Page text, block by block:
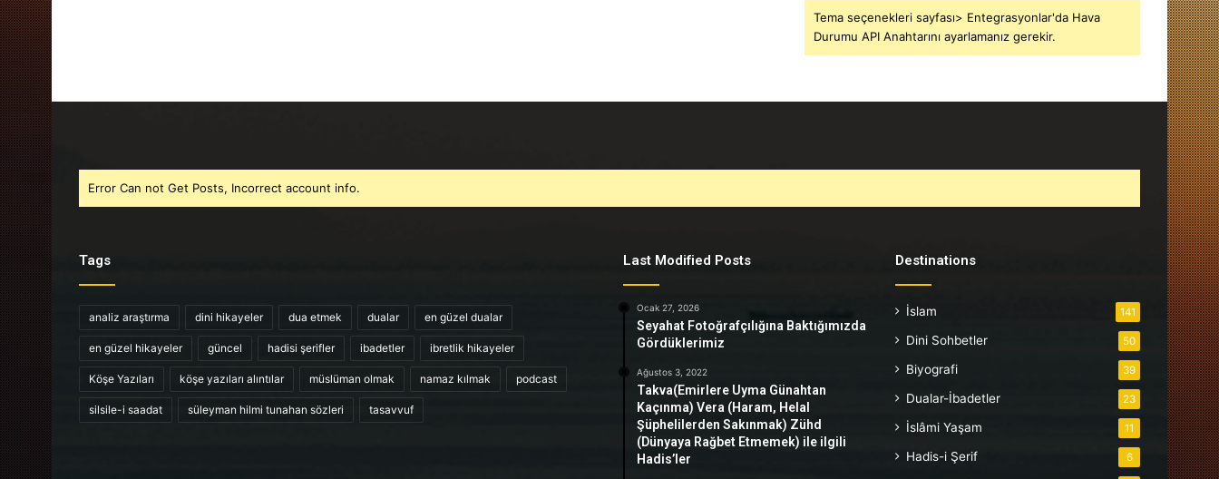
Tema seçenekleri sayfası> Entegrasyonlar'da Hava
Durumu API Anahtarını ayarlamanız gerekir.
Error Can not Get Posts, Incorrect account info.
Tags
analiz araştırma dini hikayeler dua etmek dualar en güzel dualar
en güzel hikayeler güncel hadisi şerifler ibadetler ibretlik hikayeler
Köşe Yazıları köşe yazıları alıntılar müslüman olmak namaz kılmak podcast
silsile-i saadat süleyman hilmi tunahan sözleri tasavvuf
Last Modified Posts
Ocak 27, 2026
Seyahat Fotoğrafçılığına Baktığımızda
Gördüklerimiz
Ağustos 3, 2022
Takva(Emirlere Uyma Günahtan
Kaçınma) Vera (Haram, Helal
Şüphelilerden Sakınmak) Zühd
(Dünyaya Rağbet Etmemek) ile ilgili
Hadis’ler
Destinations
İslam 141
Dini Sohbetler 50
Biyografi 39
Dualar-İbadetler 23
İslâmi Yaşam 11
Hadis-i Şerif 6